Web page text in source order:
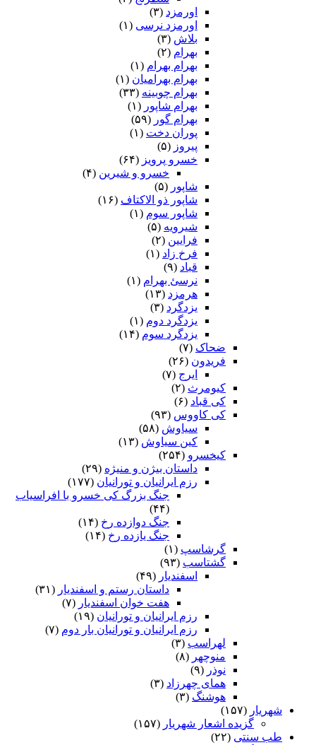
اورمزد (۳)
اورمزد نرسى‏ (۱)
بلاش (۳)
بهرام (۲)
بهرام بهرام (۱)
بهرام بهرامیان‏ (۱)
بهرام چوبینه (۳۳)
بهرام شاپور (۱)
بهرام گور (۵۹)
پوران دخت (۱)
پیروز (۵)
خسرو پرویز (۶۴)
خسرو و شیرین (۴)
شاپور (۵)
شاپور ذو الاکتاف (۱۶)
شاپور سوم‏ (۱)
شیرویه (۵)
فرایین (۲)
فرخ زاد (۱)
قباد (۹)
نرسئ بهرام‏ (۱)
هرمزد (۱۳)
یزدگرد (۳)
یزدگرد دوم (۱)
یزدگرد سوم (۱۴)
ضحاک (۷)
فریدون (۲۶)
ایرج (۷)
کیومرث (۲)
کی قباد (۶)
کی کاووس (۹۳)
سیاوش (۵۸)
کین سیاوش (۱۳)
کیخسرو (۲۵۴)
داستان بیژن و منیژه (۲۹)
رزم ایرانیان و تورانیان (۱۷۷)
جنگ بزرگ کی خسرو با افراسیاب
(۴۴)
جنگ دوازده رخ (۱۴)
جنگ یازده رخ (۱۴)
گرشاسپ (۱)
گشتاسب (۹۳)
اسفندیار (۴۹)
داستان رستم و اسفندیار (۳۱)
هفت خوان اسفندیار (۷)
رزم ایرانیان و تورانیان (۱۹)
رزم ایرانیان و تورانیان بار دوم (۷)
لهراسب (۳)
منوچهر (۸)
نوذر (۹)
هماى چهرزاد (۳)
هوشنگ (۳)
شهریار (۱۵۷)
گزیده اشعار شهریار (۱۵۷)
طب سنتی (۲۲)